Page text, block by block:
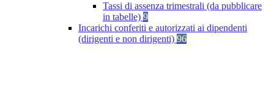
Tassi di assenza trimestrali (da pubblicare
in tabelle) 9
Incarichi conferiti e autorizzati ai dipendenti
(dirigenti e non dirigenti) 96